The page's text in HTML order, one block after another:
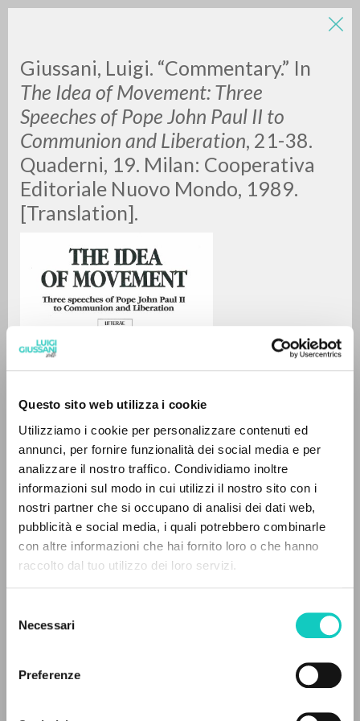
Questo sito web utilizza i cookie
Utilizziamo i cookie per personalizzare contenuti ed
annunci, per fornire funzionalità dei social media e per
analizzare il nostro traffico. Condividiamo inoltre
informazioni sul modo in cui utilizzi il nostro sito con i
nostri partner che si occupano di analisi dei dati web,
pubblicità e social media, i quali potrebbero combinarle
con altre informazioni che hai fornito loro o che hanno
raccolto dal tuo utilizzo dei loro servizi.
delNecessari
Preferenze
Giussani, Luigi. “Commentary.” In
The Idea of Movement: Three
Speeches of Pope John Paul II to
Communion and Liberation, 21-38.
Quaderni, 19. Milan: Cooperativa
Editoriale Nuovo Mondo, 1989.
[Translation].
Giussani LuigiAuthor
1989
ADVANCED SEARCH »
0RESULTS FOUND
THE PROJECT
bibliographic references, full texts in 5
languages, and dedicated thematic sections.